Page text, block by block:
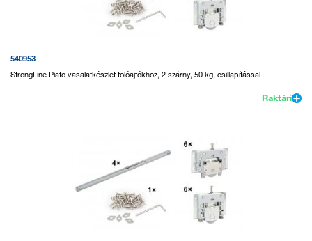
540953
StrongLine Piato vasalatkészlet tolóajtókhoz, 2 szárny, 50 kg, csillapítással
Raktári